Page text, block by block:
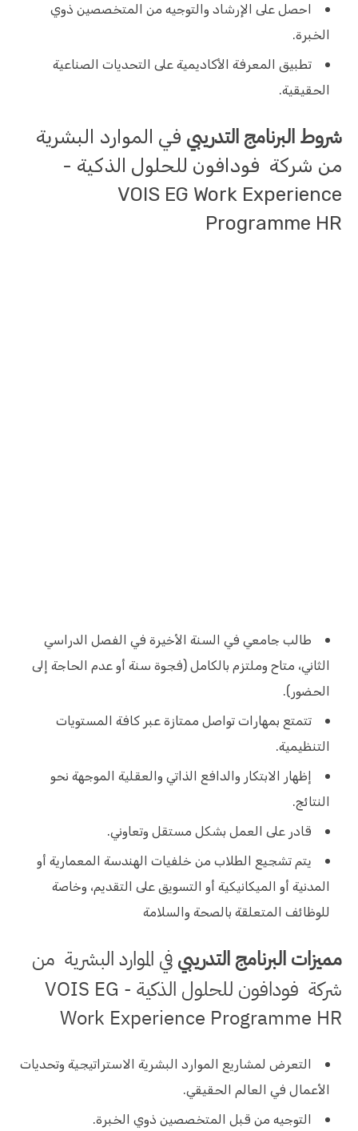
احصل على الإرشاد والتوجيه من المتخصصين ذوي
الخبرة.
تطبيق المعرفة الأكاديمية على التحديات الصناعية
الحقيقية.
شروط البرنامج التدريبي في الموارد البشرية
من شركة فودافون للحلول الذكية -
VOIS EG Work Experience
Programme HR
طالب جامعي في السنة الأخيرة في الفصل الدراسي
الثاني، متاح وملتزم بالكامل (فجوة سنة أو عدم الحاجة إلى
الحضور).
تتمتع بمهارات تواصل ممتازة عبر كافة المستويات
التنظيمية.
إظهار الابتكار والدافع الذاتي والعقلية الموجهة نحو
النتائج.
قادر على العمل بشكل مستقل وتعاوني.
يتم تشجيع الطلاب من خلفيات الهندسة المعمارية أو
المدنية أو الميكانيكية أو التسويق على التقديم، وخاصة
للوظائف المتعلقة بالصحة والسلامة
مميزات البرنامج التدريبيفي الموارد البشرية من
شركة فودافون للحلول الذكية - VOIS EG
Work Experience Programme HR
التعرض لمشاريع الموارد البشرية الاستراتيجية وتحديات
الأعمال في العالم الحقيقي.
التوجيه من قبل المتخصصين ذوي الخبرة.